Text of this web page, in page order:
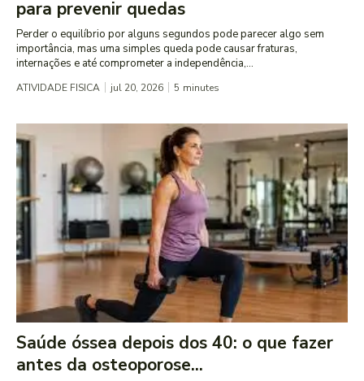
para prevenir quedas
Perder o equilíbrio por alguns segundos pode parecer algo sem
importância, mas uma simples queda pode causar fraturas,
internações e até comprometer a independência,...
ATIVIDADE FISICA jul 20, 2026 5 minutes
Saúde óssea depois dos 40: o que fazer
antes da osteoporose...